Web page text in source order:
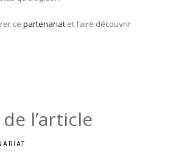
ce partenariat et faire découvrir
l’article